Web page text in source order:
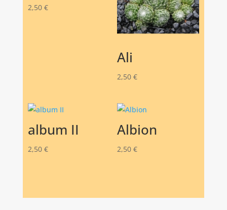
2,50 €
Ali
2,50 €
album II
2,50 €
Albion
2,50 €